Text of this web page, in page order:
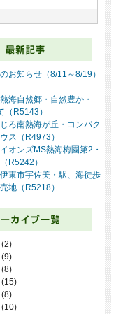
お知らせ（8/11～8/19）
海自然郷・自然豊か・
（R5143）
ろ南熱海が丘・コンパク
ス（R4973）
オンズMS熱海梅園第2・
R5242）
東市宇佐美・駅、海徒歩
地（R5218）
(2)
(9)
(8)
(15)
(8)
(10)